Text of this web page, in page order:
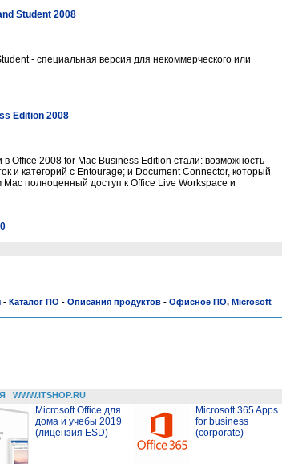
Student 2008
- специальная версия для некоммерческого или
Edition 2008
Office 2008 for Mac Business Edition стали: возможность
и категорий с Entourage; и Document Connector, который
полноценный доступ к Office Live Workspace и
- Каталог ПО - Описания продуктов - Офисное ПО, Microsoft
WWW.ITSHOP.RU
Microsoft Office для
дома и учебы 2019
(лицензия ESD)
Microsoft 365 Apps
for business
(corporate)